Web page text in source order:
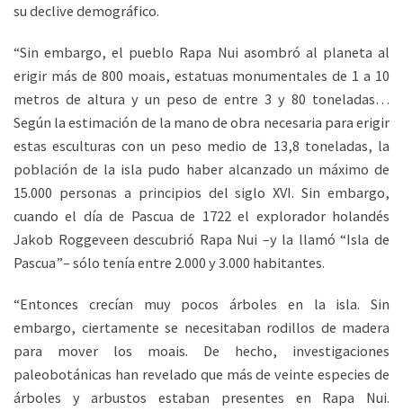
su declive demográfico.
“Sin embargo, el pueblo Rapa Nui asombró al planeta al
erigir más de 800 moais, estatuas monumentales de 1 a 10
metros de altura y un peso de entre 3 y 80 toneladas…
Según la estimación de la mano de obra necesaria para erigir
estas esculturas con un peso medio de 13,8 toneladas, la
población de la isla pudo haber alcanzado un máximo de
15.000 personas a principios del siglo XVI. Sin embargo,
cuando el día de Pascua de 1722 el explorador holandés
Jakob Roggeveen descubrió Rapa Nui –y la llamó “Isla de
Pascua”– sólo tenía entre 2.000 y 3.000 habitantes.
“Entonces crecían muy pocos árboles en la isla. Sin
embargo, ciertamente se necesitaban rodillos de madera
para mover los moais. De hecho, investigaciones
paleobotánicas han revelado que más de veinte especies de
árboles y arbustos estaban presentes en Rapa Nui.